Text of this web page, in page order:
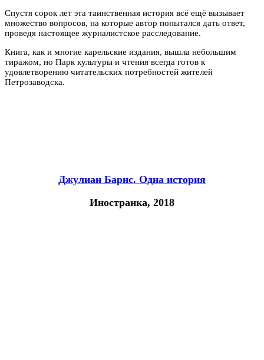
Спустя сорок лет эта таинственная история всё ещё вызывает
множество вопросов, на которые автор попытался дать ответ,
проведя настоящее журналистское расследование.
Книга, как и многие карельские издания, вышла небольшим
тиражом, но Парк культуры и чтения всегда готов к
удовлетворению читательских потребностей жителей
Петрозаводска.
Джулиан Барнс. Одна история
Иностранка, 2018